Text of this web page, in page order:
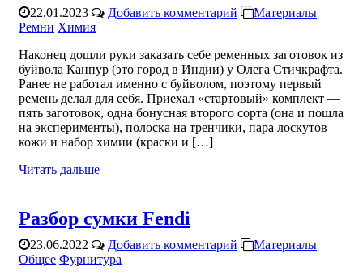
22.01.2023 Добавить комментарий
Материалы
Ремни Химия
Наконец дошли руки заказать себе ременных заготовок из
буйвола Канпур (это город в Индии) у Олега Стичкрафта.
Ранее не работал именно с буйволом, поэтому первый
ремень делал для себя. Приехал «стартовый» комплект —
пять заготовок, одна бонусная второго сорта (она и пошла
на эксперименты), полоска на тренчики, пара лоскутов
кожи и набор химии (краски и […]
Читать дальше
Разбор сумки Fendi
23.06.2022 Добавить комментарий
Материалы
Общее Фурнитура